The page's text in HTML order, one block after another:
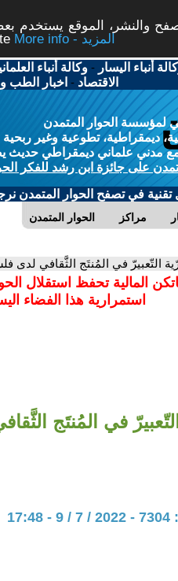
والنشر، الموقع يستخدم
More info - المزيد
أنباء اليسار -وكالة أنباء
الاقتصاد - اخبار الطب
لمؤسسة الحوار المتمدن
ديمقراطية، تطوعية وغير ربحية
مدني علماني ديمقراطي حديث
على جائزة ابن رشد للفكر
في تصفح الحوار المتمدن
الحوار المتمدن مراكز
التّعبيرّ في المُنتَج الثَّقافي لدى
المالية تحفظ استقلال
استمرارية هذا الفضاء
في المُنتَج